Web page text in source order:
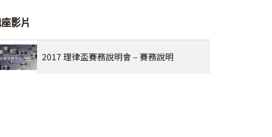
影片
2017 理律盃賽務說明會 – 賽務說明